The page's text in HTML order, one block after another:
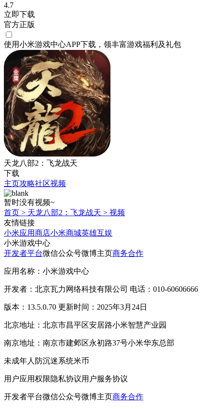
4.7
立即下载
官方正版
使用小米游戏中心APP下载 ，领丰富游戏福利 及礼包
天龙八部2：飞龙战天
下载
主页攻略社区视频
暂时没有视频~
首页 > 天龙八部2：飞龙战天 > 视频
友情链接
小米应用商店小米商城英雄互娱
小米游戏中心
开发者平台微信公众号微博主页商务合作
应用名称：小米游戏中心
开发者：北京瓦力网络科技有限公司 电话：010-60606666
版本：13.5.0.70 更新时间：2025年3月24日
北京地址：北京市昌平区安居路小米智慧产业园
南京地址：南京市建邺区永初路37号小米华东总部
未成年人防沉迷系统米币
用户应用权限隐私协议用户服务协议
开发者平台微信公众号微博主页商务合作